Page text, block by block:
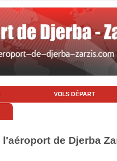
VOLS DÉPART
de Djerba